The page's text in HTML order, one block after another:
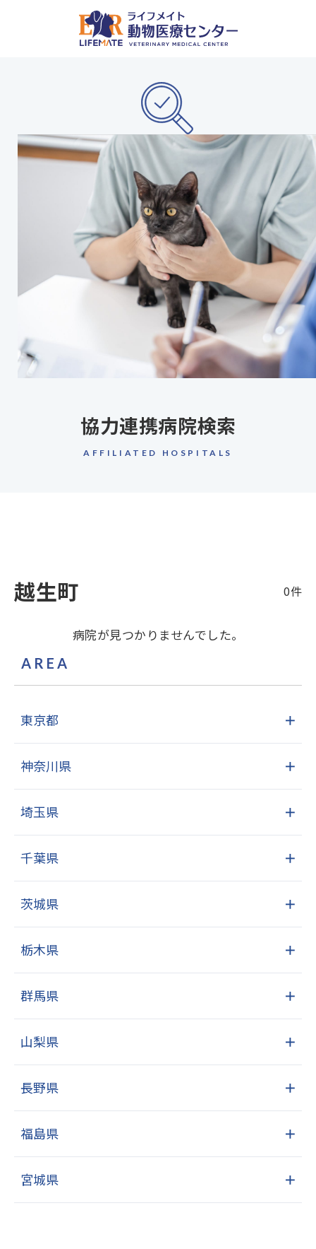
協力連携病院検索
AFFILIATED HOSPITALS
越生町 0件
病院が見つかりませんでした。
AREA
東京都 ＋
神奈川県 ＋
埼玉県 ＋
千葉県 ＋
茨城県 ＋
栃木県 ＋
群馬県 ＋
山梨県 ＋
長野県 ＋
福島県 ＋
宮城県 ＋